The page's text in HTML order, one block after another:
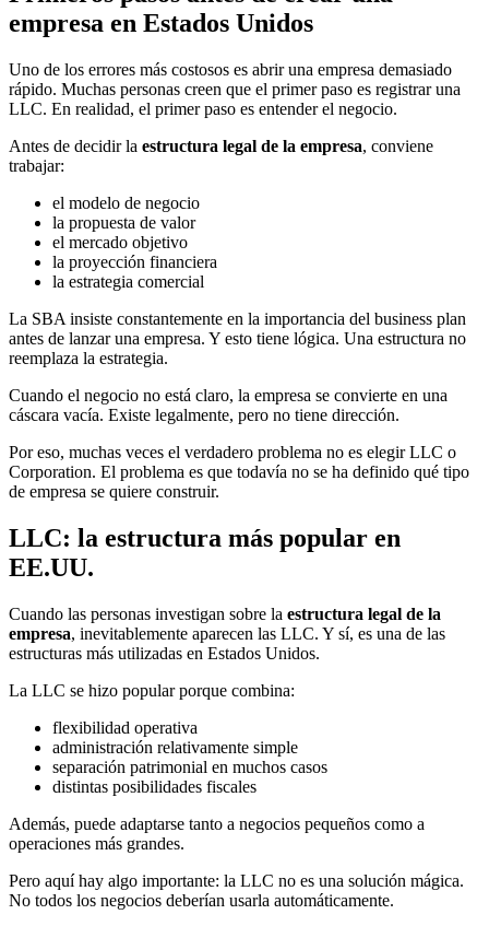
empresa en Estados Unidos
Uno de los errores más costosos es abrir una empresa demasiado
rápido. Muchas personas creen que el primer paso es registrar una
LLC. En realidad, el primer paso es entender el negocio.
Antes de decidir la estructura legal de la empresa, conviene
trabajar:
el modelo de negocio
la propuesta de valor
el mercado objetivo
la proyección financiera
la estrategia comercial
La SBA insiste constantemente en la importancia del business plan
antes de lanzar una empresa. Y esto tiene lógica. Una estructura no
reemplaza la estrategia.
Cuando el negocio no está claro, la empresa se convierte en una
cáscara vacía. Existe legalmente, pero no tiene dirección.
Por eso, muchas veces el verdadero problema no es elegir LLC o
Corporation. El problema es que todavía no se ha definido qué tipo
de empresa se quiere construir.
LLC: la estructura más popular en
EE.UU.
Cuando las personas investigan sobre la estructura legal de la
empresa, inevitablemente aparecen las LLC. Y sí, es una de las
estructuras más utilizadas en Estados Unidos.
La LLC se hizo popular porque combina:
flexibilidad operativa
administración relativamente simple
separación patrimonial en muchos casos
distintas posibilidades fiscales
Además, puede adaptarse tanto a negocios pequeños como a
operaciones más grandes.
Pero aquí hay algo importante: la LLC no es una solución mágica.
No todos los negocios deberían usarla automáticamente.